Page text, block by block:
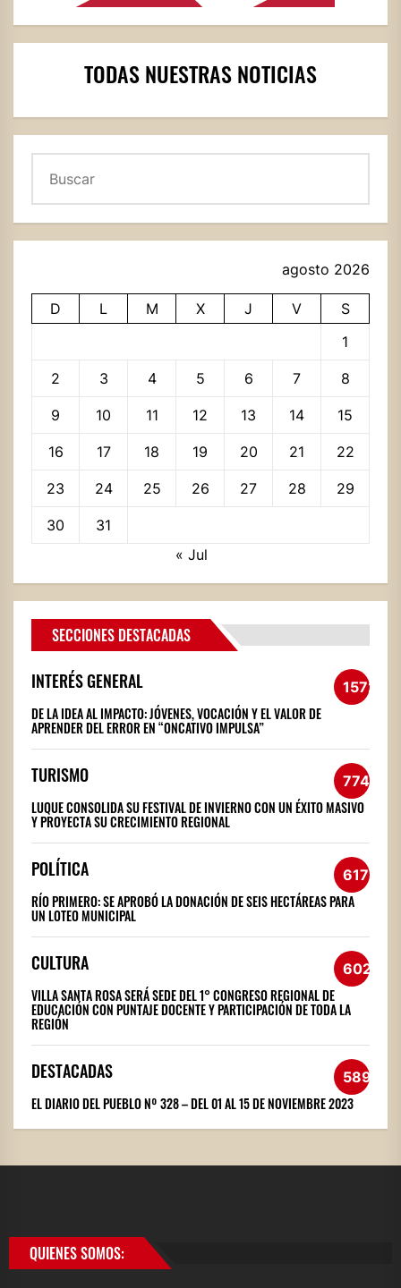
TODAS NUESTRAS NOTICIAS
agosto 2026
D L M X J V
S
1
2 3 4 5 6 7 8
9 10 11 12 13 14 15
16 17 18 19 20 21 22
23 24 25 26 27 28 29
30
31
« Jul
SECCIONES DESTACADAS
INTERÉS GENERAL 1572
DE LA IDEA AL IMPACTO: JÓVENES, VOCACIÓN Y EL VALOR DE
APRENDER DEL ERROR EN “ONCATIVO IMPULSA”
TURISMO 774
LUQUE CONSOLIDA SU FESTIVAL DE INVIERNO CON UN ÉXITO MASIVO
Y PROYECTA SU CRECIMIENTO REGIONAL
POLÍTICA 617
RÍO PRIMERO: SE APROBÓ LA DONACIÓN DE SEIS HECTÁREAS PARA
UN LOTEO MUNICIPAL
CULTURA 602
VILLA SANTA ROSA SERÁ SEDE DEL 1° CONGRESO REGIONAL DE
EDUCACIÓN CON PUNTAJE DOCENTE Y PARTICIPACIÓN DE TODA LA
REGIÓN
DESTACADAS 589
EL DIARIO DEL PUEBLO Nº 328 – DEL 01 AL 15 DE NOVIEMBRE 2023
QUIENES SOMOS: